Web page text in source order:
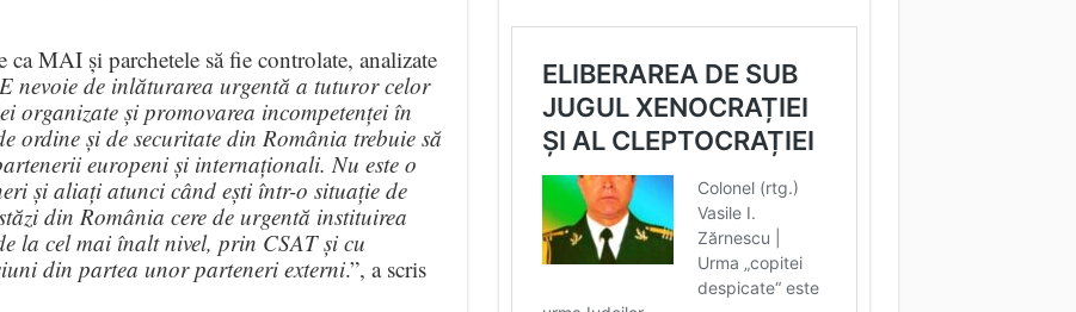
MAI și parchetele să fie controlate, analizate
nevoie de inlăturarea urgentă a tuturor celor
organizate și promovarea incompetenței în
ordine și de securitate din România trebuie să
europeni și internaționali. Nu este o
și aliați atunci când ești într-o situație de
din România cere de urgentă instituirea
la cel mai înalt nivel, prin CSAT și cu
din partea unor parteneri externi.”, a scris